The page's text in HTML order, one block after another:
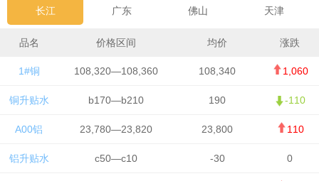
长江 广东 佛山 天津
品名 价格区间 均价 涨跌
1#铜 108,320—108,360 108,340 1,060
铜升贴水 b170—b210 190 -110
A00铝 23,780—23,820 23,800 110
铝升贴水 c50—c10 -30 0